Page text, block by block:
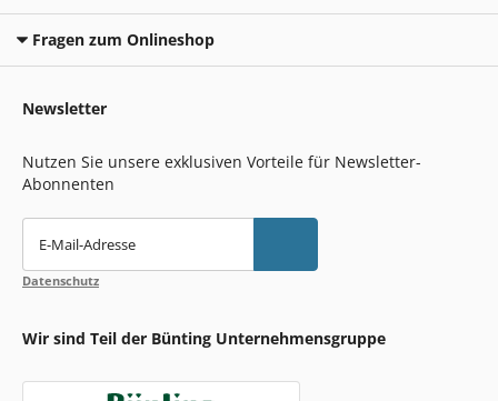
Fragen zum Onlineshop
Newsletter
Nutzen Sie unsere exklusiven Vorteile für Newsletter-
Abonnenten
E-Mail-Adresse
Datenschutz
Wir sind Teil der Bünting Unternehmensgruppe